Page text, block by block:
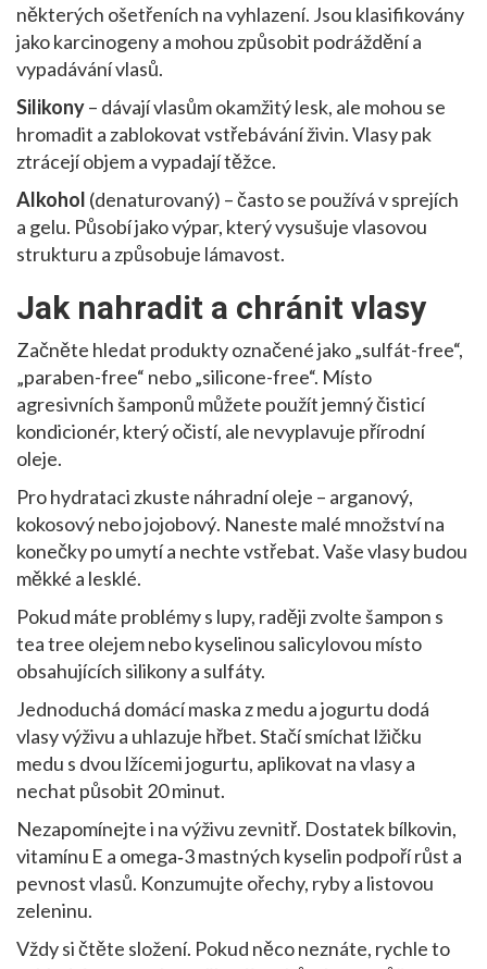
některých ošetřeních na vyhlazení. Jsou klasifikovány
jako karcinogeny a mohou způsobit podráždění a
vypadávání vlasů.
Silikony– dávají vlasům okamžitý lesk, ale mohou se
hromadit a zablokovat vstřebávání živin. Vlasy pak
ztrácejí objem a vypadají těžce.
Alkohol (denaturovaný) – často se používá v sprejích
a gelu. Působí jako výpar, který vysušuje vlasovou
strukturu a způsobuje lámavost.
Jak nahradit a chránit vlasy
Začněte hledat produkty označené jako „sulfát-free“,
„paraben-free“ nebo „silicone-free“. Místo
agresivních šamponů můžete použít jemný čisticí
kondicionér, který očistí, ale nevyplavuje přírodní
oleje.
Pro hydrataci zkuste náhradní oleje – arganový,
kokosový nebo jojobový. Naneste malé množství na
konečky po umytí a nechte vstřebat. Vaše vlasy budou
měkké a lesklé.
Pokud máte problémy s lupy, raději zvolte šampon s
tea tree olejem nebo kyselinou salicylovou místo
obsahujících silikony a sulfáty.
Jednoduchá domácí maska z medu a jogurtu dodá
vlasy výživu a uhlazuje hřbet. Stačí smíchat lžičku
medu s dvou lžícemi jogurtu, aplikovat na vlasy a
nechat působit 20 minut.
Nezapomínejte i na výživu zevnitř. Dostatek bílkovin,
vitamínu E a omega‑3 mastných kyselin podpoří růst a
pevnost vlasů. Konzumujte ořechy, ryby a listovou
zeleninu.
Vždy si čtěte složení. Pokud něco neznáte, rychle to